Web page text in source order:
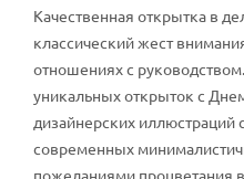
Качественная открытка в
классический жест
отношениях с
уникальных открыток с
дизайнерских иллюстраций
современных
пожеланиями процветания